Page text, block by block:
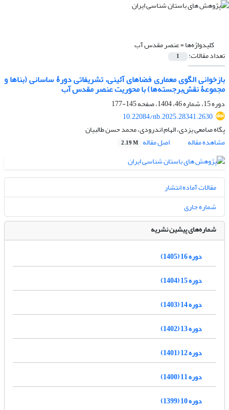
کلیدواژه‌ها =عنصر مقدس آب
تعداد مقالات: 1
بازخوانی الگوی معماری فضاهای آئینی، تشریفاتی دورۀ ساسانی (بناها و
مجموعۀ نقش‌برجسته‌ها) با محوریت عنصر مقدس آب
دوره 15، شماره 46، 1404، صفحه
145-177
10.22084/nb.2025.28341.2630
پگاه صامعی یزدی، الهام اندرودی، محمد حسن طالبیان
مشاهده مقاله
اصل مقاله 2.19 M
مقالات آماده انتشار
شماره جاری
شماره‌های پیشین نشریه
دوره 16 (1405)
دوره 15 (1404)
دوره 14 (1403)
دوره 13 (1402)
دوره 12 (1401)
دوره 11 (1400)
دوره 10 (1399)